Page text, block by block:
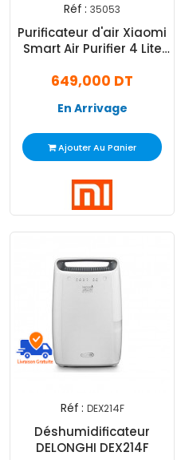
Réf : 35053
Purificateur d'air Xiaomi
Smart Air Purifier 4 Lite
649,000 DT
En Arrivage
Ajouter Au Panier
Réf : DEX214F
Déshumidificateur
DELONGHI DEX214F